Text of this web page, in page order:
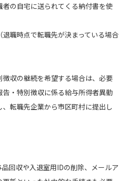
者の自宅に送られてくる納付書を使
退職時点で転職先が決まっている場合
収の継続を希望する場合は、必要
・特別徴収に係る給与所得者異動
転職先企業から市区町村に提出し
回収や入退室用IDの削除、メールア